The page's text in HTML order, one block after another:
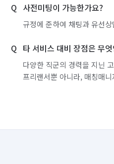
사전미팅이 가능한가요?
규정에 준하여 채팅과 유선
타 서비스 대비 장점은 무
다양한 직군의 경력을 지닌
프리랜서뿐 아니라, 매칭매